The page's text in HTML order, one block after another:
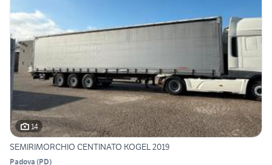
14
SEMIRIMORCHIO CENTINATO KOGEL 2019
Padova (PD)